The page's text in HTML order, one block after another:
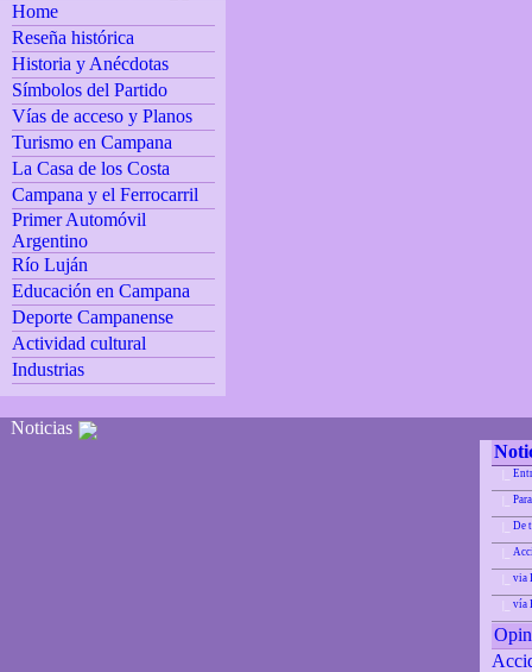
Home
Reseña histórica
Historia y Anécdotas
Símbolos del Partido
Vías de acceso y Planos
Turismo en Campana
La Casa de los Costa
Campana y el Ferrocarril
Primer Automóvil
Argentino
Río Luján
Educación en Campana
Deporte Campanense
Actividad cultural
Industrias
Noticias
De
via
vía